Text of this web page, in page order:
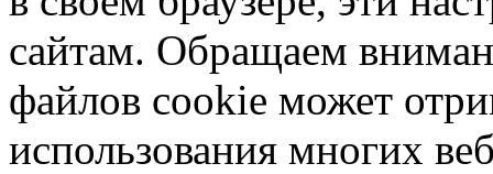
сайтам. Обращаем
файлов cookie может
использования многих